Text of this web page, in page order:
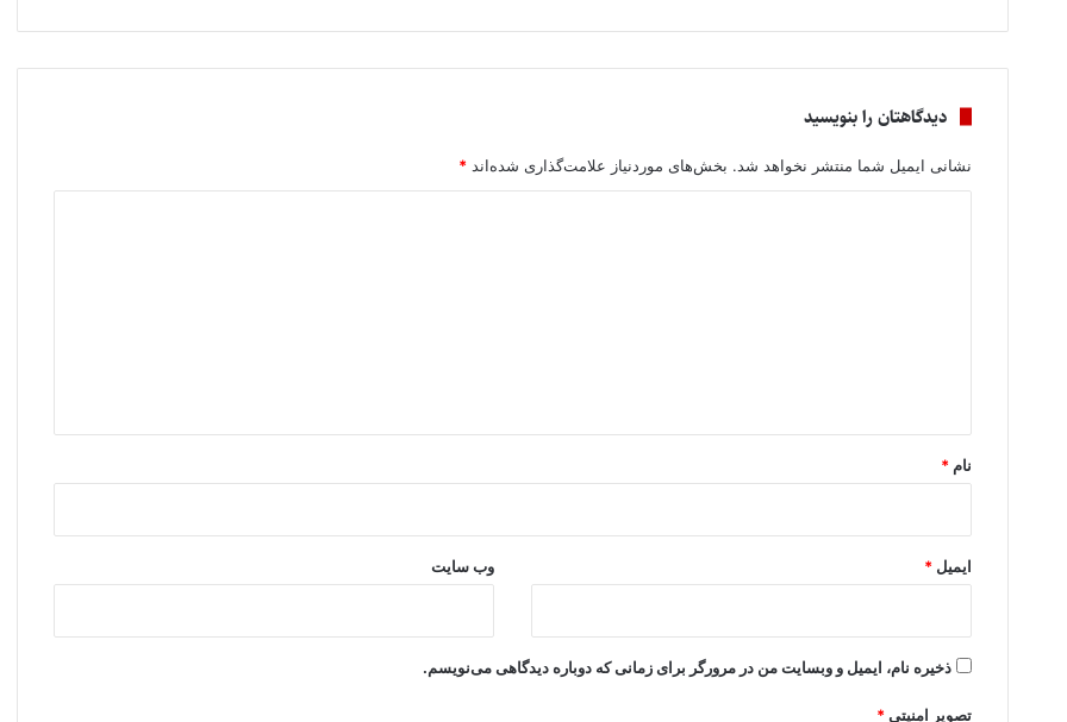
دیدگاهتان را بنویسید
نشانی ایمیل شما منتشر نخواهد شد. بخش‌های موردنیاز علامت‌گذاری شده‌اند *
نام *
ایمیل * وب‌ سایت
ذخیره نام، ایمیل و وبسایت من در مرورگر برای زمانی که دوباره دیدگاهی می‌نویسم.
تصویر امنیتی*